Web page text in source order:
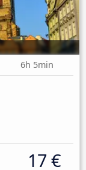
6h 5min
17 €